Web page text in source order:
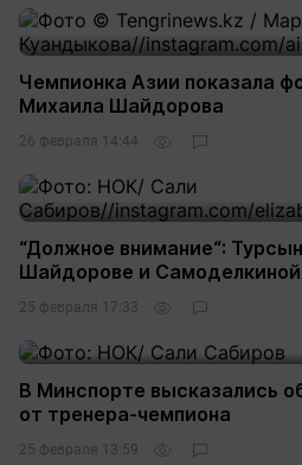
Чемпионка Азии показала
Михаила Шайдорова
26 февраля 14:44
“Должное внимание“:
Шайдорове и Самоделкиной
25 февраля 17:33
В Минспорте высказались
от тренера-чемпиона
25 февраля 13:59